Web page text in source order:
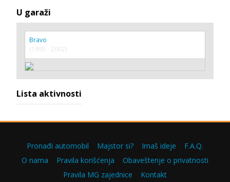
U garaži
Bravo
(1995 - 2002)
Lista aktivnosti
Pronađi automobil Majstor si? Imaš ideje
F.A.Q.
O nama
Pravila korišćenja
Obaveštenje o privatnosti
Pravila MG zajednice
Kontakt